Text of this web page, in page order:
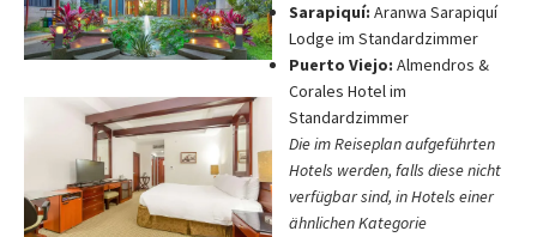
Sarapiquí: Aranwa Sarapiquí
Lodge im Standardzimmer
Puerto Viejo: Almendros &
Corales Hotel im
Standardzimmer
Die im Reiseplan aufgeführten
Hotels werden, falls diese nicht
verfügbar sind, in Hotels einer
ähnlichen Kategorie